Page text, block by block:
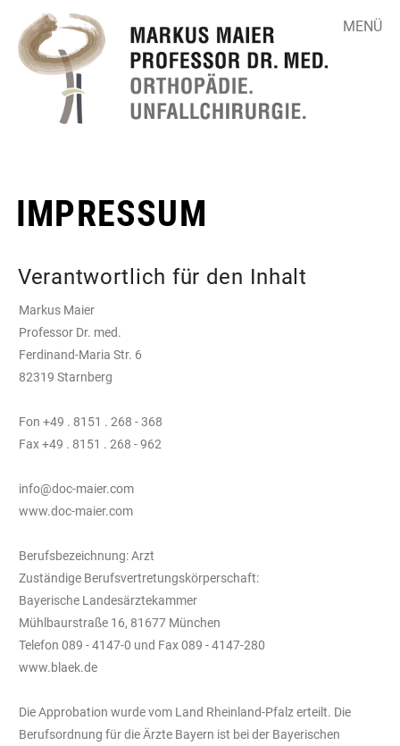
MENÜ
IMPRESSUM
Verantwortlich für den Inhalt
Markus Maier
Professor Dr. med.
Ferdinand-Maria Str. 6
82319 Starnberg
Fon +49 . 8151 . 268 - 368
Fax +49 . 8151 . 268 - 962
info@doc-maier.com
www.doc-maier.com
Berufsbezeichnung: Arzt
Zuständige Berufsvertretungskörperschaft:
Bayerische Landesärztekammer
Mühlbaurstraße 16, 81677 München
Telefon 089 - 4147-0 und Fax 089 - 4147-280
www.blaek.de
Die Approbation wurde vom Land Rheinland-Pfalz erteilt. Die
Berufsordnung für die Ärzte Bayern ist bei der Bayerischen